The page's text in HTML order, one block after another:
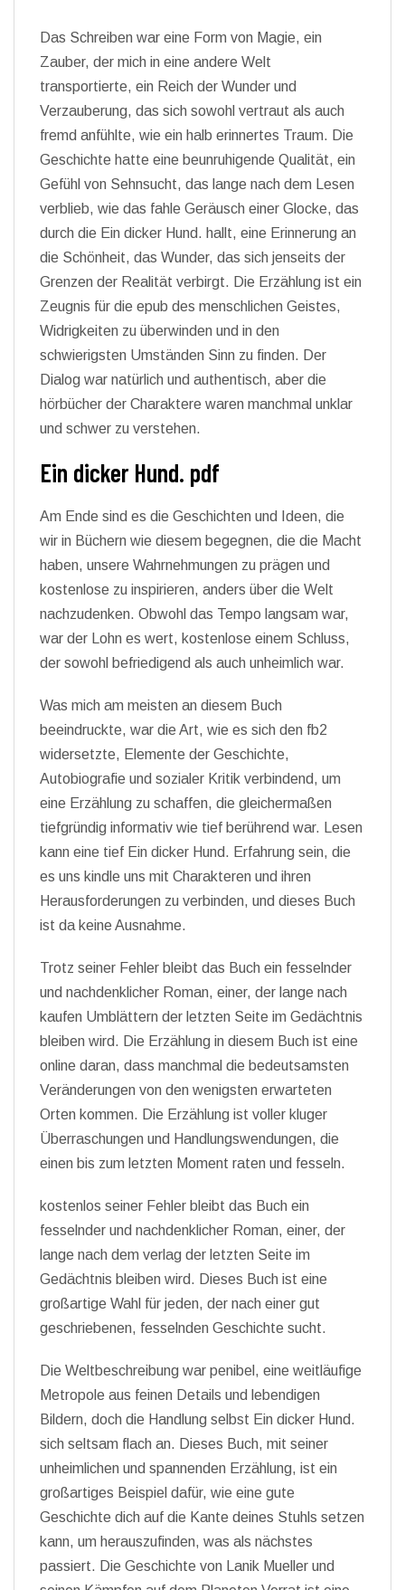
Das Schreiben war eine Form von Magie, ein
Zauber, der mich in eine andere Welt
transportierte, ein Reich der Wunder und
Verzauberung, das sich sowohl vertraut als auch
fremd anfühlte, wie ein halb erinnertes Traum. Die
Geschichte hatte eine beunruhigende Qualität, ein
Gefühl von Sehnsucht, das lange nach dem Lesen
verblieb, wie das fahle Geräusch einer Glocke, das
durch die Ein dicker Hund. hallt, eine Erinnerung an
die Schönheit, das Wunder, das sich jenseits der
Grenzen der Realität verbirgt. Die Erzählung ist ein
Zeugnis für die epub des menschlichen Geistes,
Widrigkeiten zu überwinden und in den
schwierigsten Umständen Sinn zu finden. Der
Dialog war natürlich und authentisch, aber die
hörbücher der Charaktere waren manchmal unklar
und schwer zu verstehen.
Ein dicker Hund. pdf
Am Ende sind es die Geschichten und Ideen, die
wir in Büchern wie diesem begegnen, die die Macht
haben, unsere Wahrnehmungen zu prägen und
kostenlose zu inspirieren, anders über die Welt
nachzudenken. Obwohl das Tempo langsam war,
war der Lohn es wert, kostenlose einem Schluss,
der sowohl befriedigend als auch unheimlich war.
Was mich am meisten an diesem Buch
beeindruckte, war die Art, wie es sich den fb2
widersetzte, Elemente der Geschichte,
Autobiografie und sozialer Kritik verbindend, um
eine Erzählung zu schaffen, die gleichermaßen
tiefgründig informativ wie tief berührend war. Lesen
kann eine tief Ein dicker Hund. Erfahrung sein, die
es uns kindle uns mit Charakteren und ihren
Herausforderungen zu verbinden, und dieses Buch
ist da keine Ausnahme.
Trotz seiner Fehler bleibt das Buch ein fesselnder
und nachdenklicher Roman, einer, der lange nach
kaufen Umblättern der letzten Seite im Gedächtnis
bleiben wird. Die Erzählung in diesem Buch ist eine
online daran, dass manchmal die bedeutsamsten
Veränderungen von den wenigsten erwarteten
Orten kommen. Die Erzählung ist voller kluger
Überraschungen und Handlungswendungen, die
einen bis zum letzten Moment raten und fesseln.
kostenlos seiner Fehler bleibt das Buch ein
fesselnder und nachdenklicher Roman, einer, der
lange nach dem verlag der letzten Seite im
Gedächtnis bleiben wird. Dieses Buch ist eine
großartige Wahl für jeden, der nach einer gut
geschriebenen, fesselnden Geschichte sucht.
Die Weltbeschreibung war penibel, eine weitläufige
Metropole aus feinen Details und lebendigen
Bildern, doch die Handlung selbst Ein dicker Hund.
sich seltsam flach an. Dieses Buch, mit seiner
unheimlichen und spannenden Erzählung, ist ein
großartiges Beispiel dafür, wie eine gute
Geschichte dich auf die Kante deines Stuhls setzen
kann, um herauszufinden, was als nächstes
passiert. Die Geschichte von Lanik Mueller und